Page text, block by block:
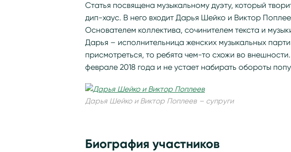
Статья посвящена музыкальному дуэту, который
дип-хаус. В него входит Дарья Шейко и Виктор
Основателем коллектива, сочинителем текста и
Дарья – исполнительница женских музыкальных
присмотреться, то ребята чем-то схожи во
феврале 2018 года и не устает набирать обороты
Дарья Шейко и Виктор Поплеев – супруги
Биография участников